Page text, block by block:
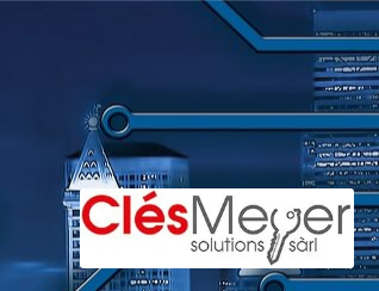
navigation